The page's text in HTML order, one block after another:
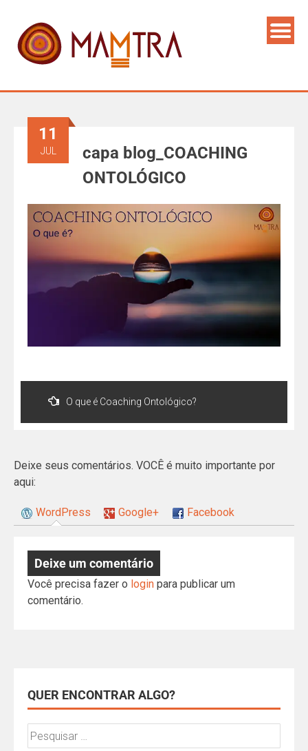
capa blog_COACHING
ONTOLÓGICO
11
JUL
O que é Coaching Ontológico?
Deixe seus comentários. VOCÊ é muito importante por
aqui:
WordPress Google+ Facebook
Deixe um comentário
Você precisa fazer o login para publicar um
comentário.
QUER ENCONTRAR ALGO?